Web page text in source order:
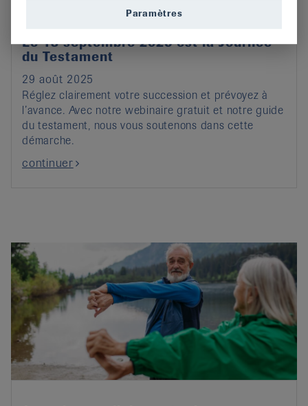
Le 13 septembre 2025 est la Journée
du Testament
29 août 2025
Réglez clairement votre succession et prévoyez à
l’avance. Avec notre webinaire gratuit et notre guide
du testament, nous vous soutenons dans cette
démarche.
continuer
Paramètres